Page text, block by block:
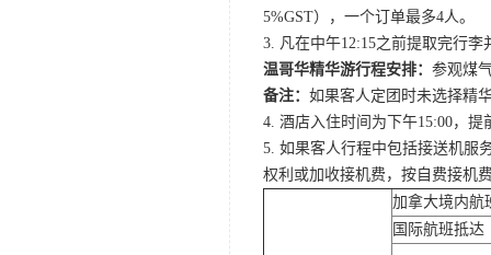
5%GST），一个订单最多4人。
3. 凡在中午12:15之前提取完行
温哥华精华游行程安排： 参观煤
备注： 如果客人定团时未选择精
4. 酒店入住时间为下午15:00，
5. 如果客人行程中包括接送机服
权利或加收接机费，按自费接机
加拿大境内航
国际航班抵达